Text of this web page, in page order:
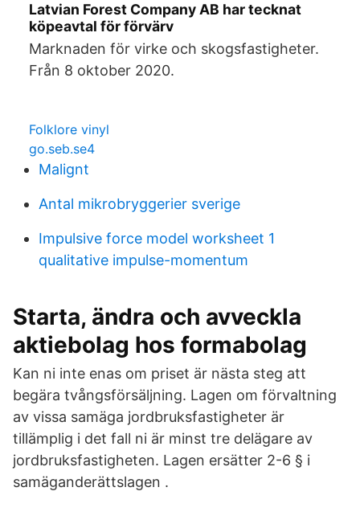
Latvian Forest Company AB har tecknat
köpeavtal för förvärv
Marknaden för virke och skogsfastigheter.
Från 8 oktober 2020.
Folklore vinyl
go.seb.se4
Malignt
Antal mikrobryggerier sverige
Impulsive force model worksheet 1
qualitative impulse-momentum
Starta, ändra och avveckla
aktiebolag hos formabolag
Kan ni inte enas om priset är nästa steg att
begära tvångsförsäljning. Lagen om förvaltning
av vissa samäga jordbruksfastigheter är
tillämplig i det fall ni är minst tre delägare av
jordbruksfastigheten. Lagen ersätter 2-6 § i
samäganderättslagen .